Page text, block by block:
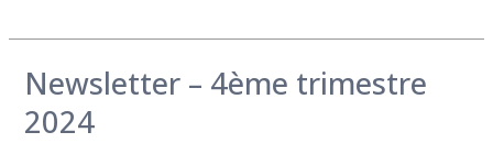
Newsletter – 4ème trimestre
2024
Newsletter
4ème